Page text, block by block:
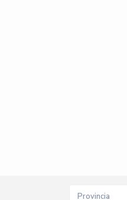
Provincia